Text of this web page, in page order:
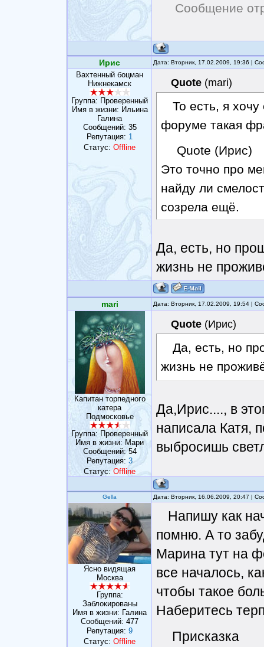
Сообщение
Ирис Дата: Вторник, 17.02.2009, 19:36 |
Вахтенный боцман
Нижнекамск
Группа: Проверенный
Имя в жизни: Ильина
Галина
Сообщений: 35
Репутация: 1
Статус: Offline
Quote (mari)
То есть, я хочу
форуме такая
Quote (Ирис)
Это точно про
найду ли
созрела ещё.
Да, есть, но
жизнь не
mari Дата: Вторник, 17.02.2009, 19:54 |
Капитан торпедного
катера
Подмосковье
Группа: Проверенный
Имя в жизни: Мари
Сообщений:54
Репутация: 3
Статус:Offline
Quote (Ирис)
Да, есть, но
жизнь не
Да,Ирис...., в
написала Катя,
выбросишь
Gella Дата: Вторник, 16.06.2009, 20:47 |
Ясно видящая
Москва
Группа:
Заблокированы
Имя в жизни: Галина
Сообщений: 477
Репутация: 9
Статус: Offline
Напишу как
помню. А то
Марина тут на
все началось,
чтобы такое
Наберитесь
Присказка